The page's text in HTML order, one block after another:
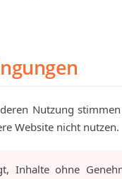
Nutzung
Website nicht nutzen.
Inhalte ohne